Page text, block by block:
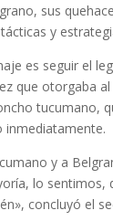
sus
y
es seguir el
que otorgaba
tucumano,
inmediatamente.
y a
lo sentimos,
concluyó el